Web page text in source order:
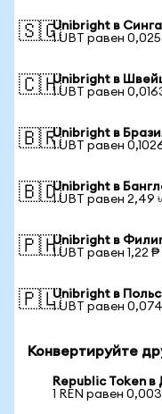
🇸🇬Unibright в
1 UBT равен
🇨🇭Unibright в
1 UBT равен
🇧🇷Unibright в
1 UBT равен
🇧🇩Unibright в
1 UBT равен 2,49 ৳
🇵🇭Unibright в
1 UBT равен 1,22 ₱
🇵🇱Unibright в
1 UBT равен
Конвертируйте
Republic Token
1 REN равен